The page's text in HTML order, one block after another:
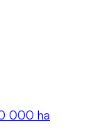
000 ha